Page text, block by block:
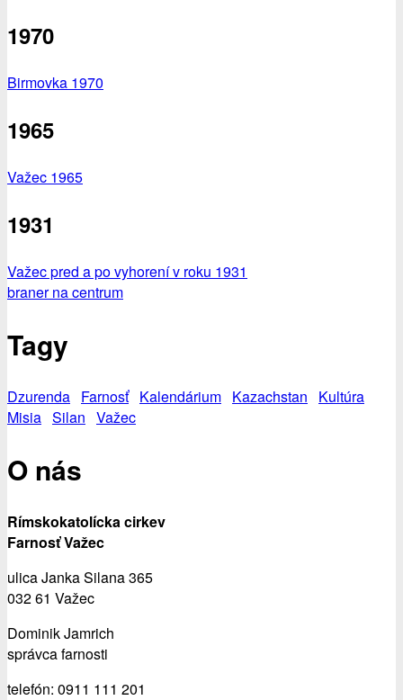
1970
Birmovka 1970
1965
Važec 1965
1931
Važec pred a po vyhorení v roku 1931
braner na centrum
Tagy
Dzurenda Farnosť Kalendárium Kazachstan
Kultúra
Misia Silan Važec
O nás
Rímskokatolícka cirkev
Farnosť Važec
ulica Janka Silana 365
032 61 Važec
Dominik Jamrich
správca farnosti
telefón: 0911 111 201